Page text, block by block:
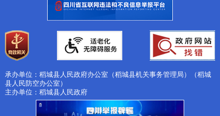
承办单位：稻城县人民政府办公室（稻城县机关事务管理局）（稻城
县人民防空办公室）
主办单位：稻城县人民政府